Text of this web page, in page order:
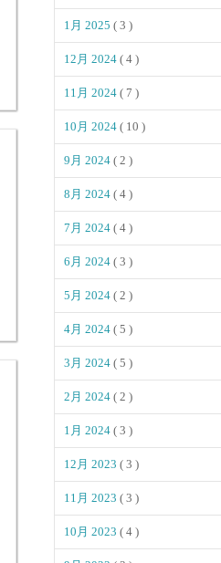
1月 2025 ( 3 )
12月 2024 ( 4 )
11月 2024 ( 7 )
10月 2024 ( 10 )
9月 2024 ( 2 )
8月 2024 ( 4 )
7月 2024 ( 4 )
6月 2024 ( 3 )
5月 2024 ( 2 )
4月 2024 ( 5 )
3月 2024 ( 5 )
2月 2024 ( 2 )
1月 2024 ( 3 )
12月 2023 ( 3 )
11月 2023 ( 3 )
10月 2023 ( 4 )